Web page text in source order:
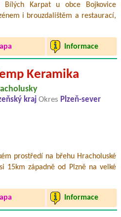
Karpat u obce Bojkovice
i brouzdalištěm a restaurací,
Informace
Keramika
kraj Okres Plzeň-sever
prostředí na břehu Hracholuské
15km západně od Plzně na velké
Informace